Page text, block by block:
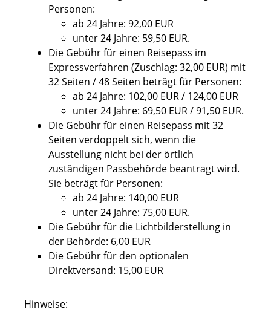
Personen:
ab 24 Jahre: 92,00 EUR
unter 24 Jahre: 59,50 EUR.
Die Gebühr für einen Reisepass im
Expressverfahren (Zuschlag: 32,00 EUR) mit
32 Seiten / 48 Seiten beträgt für Personen:
ab 24 Jahre: 102,00 EUR / 124,00 EUR
unter 24 Jahre: 69,50 EUR / 91,50 EUR.
Die Gebühr für einen Reisepass mit 32
Seiten verdoppelt sich, wenn die
Ausstellung nicht bei der örtlich
zuständigen Passbehörde beantragt wird.
Sie beträgt für Personen:
ab 24 Jahre: 140,00 EUR
unter 24 Jahre: 75,00 EUR.
Die Gebühr für die Lichtbilderstellung in
der Behörde: 6,00 EUR
Die Gebühr für den optionalen
Direktversand: 15,00 EUR
Hinweise: